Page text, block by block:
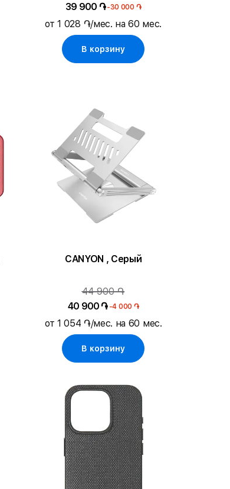
39 900 ֏ -30 000 ֏
от 1 028 ֏/мес. на 60 мес.
В корзину
CANYON , Серый
44 900 ֏
40 900 ֏ -4 000 ֏
от 1 054 ֏/мес. на 60 мес.
В корзину